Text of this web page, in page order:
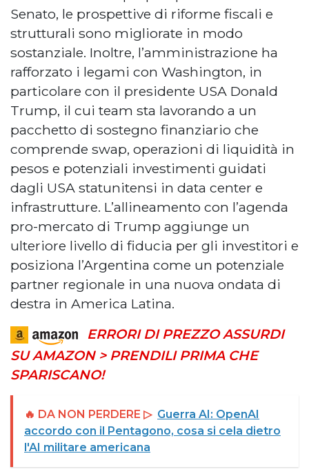
Senato, le prospettive di riforme fiscali e
strutturali sono migliorate in modo
sostanziale. Inoltre, l’amministrazione ha
rafforzato i legami con Washington, in
particolare con il presidente USA Donald
Trump, il cui team sta lavorando a un
pacchetto di sostegno finanziario che
comprende swap, operazioni di liquidità in
pesos e potenziali investimenti guidati
dagli USA statunitensi in data center e
infrastrutture. L’allineamento con l’agenda
pro-mercato di Trump aggiunge un
ulteriore livello di fiducia per gli investitori e
posiziona l’Argentina come un potenziale
partner regionale in una nuova ondata di
destra in America Latina.
ERRORI DI PREZZO ASSURDI
SU AMAZON > PRENDILI PRIMA CHE
SPARISCANO!
🔥 DA NON PERDERE ▷ Guerra AI: OpenAI
accordo con il Pentagono, cosa si cela dietro
l'AI militare americana